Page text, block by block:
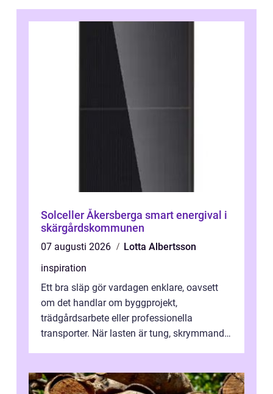
Solceller Åkersberga smart energival i
skärgårdskommunen
07 augusti 2026
Lotta Albertsson
inspiration
Ett bra släp gör vardagen enklare, oavsett
om det handlar om byggprojekt,
trädgårdsarbete eller professionella
transporter. När lasten är tung, skrymmande